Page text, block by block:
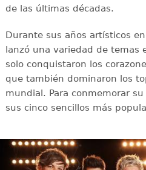
de las últimas décadas.
Durante sus años artísticos
lanzó una variedad de temas
solo conquistaron los
que también dominaron los
mundial. Para conmemorar
sus cinco sencillos más